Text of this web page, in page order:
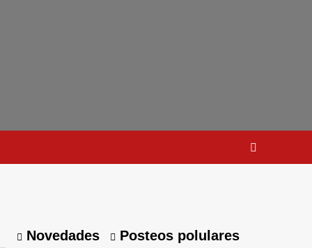
Novedades Posteos polulares